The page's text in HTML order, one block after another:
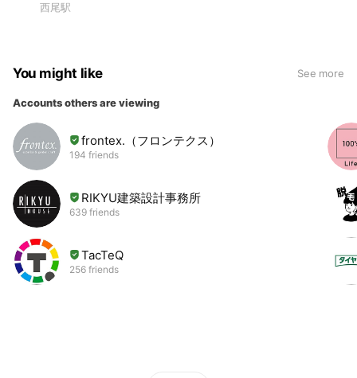
西尾駅
You might like See more
Accounts others are viewing
frontex.（フロンテクス）
194 friends
RIKYU建築設計事務所
639 friends
TacTeQ
256 friends